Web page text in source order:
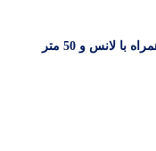
پمپ سم پاش فرقونی 200 لیتری چهار چرخ همراه با لانس و 50 متر